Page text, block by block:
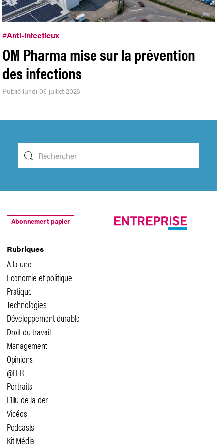
#Anti-infectieux
OM Pharma mise sur la prévention
des infections
Publié lundi 06 juillet 2026
Rubriques
A la une
Economie et politique
Pratique
Technologies
Développement durable
Droit du travail
Management
Opinions
@FER
Portraits
L'illu de la der
Vidéos
Podcasts
Kit Média
Abonnement papier